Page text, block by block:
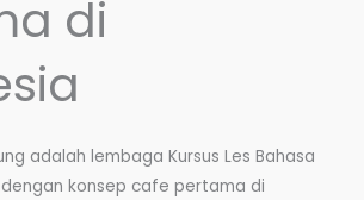
di
adalah lembaga Kursus Les Bahasa
dengan konsep cafe pertama di